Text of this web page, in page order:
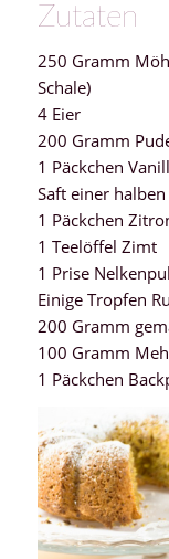
Zutaten
250 Gramm
Schale)
4 Eier
200 Gramm
1 Päckchen
Saft einer
1 Päckchen
1 Teelöffel Zimt
1 Prise
Einige Tropfen
200 Gramm
100 Gramm
1 Päckchen